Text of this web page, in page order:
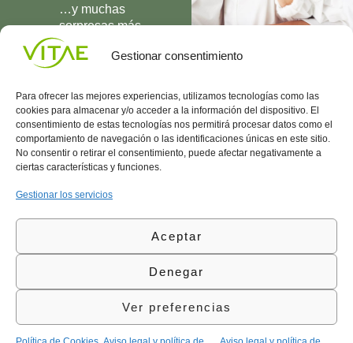
Gestionar consentimiento
Para ofrecer las mejores experiencias, utilizamos tecnologías como las
cookies para almacenar y/o acceder a la información del dispositivo. El
consentimiento de estas tecnologías nos permitirá procesar datos como el
comportamiento de navegación o las identificaciones únicas en este sitio.
No consentir o retirar el consentimiento, puede afectar negativamente a
ciertas características y funciones.
Gestionar los servicios
Aceptar
Denegar
Ver preferencias
…y muchas
sorpresas más
UNIRME
Conocenos
Vitae
l
Área
Política
de
Política
Calidad
(+34)
935
©Vitae Health Innovation S.L. Todos los derechos